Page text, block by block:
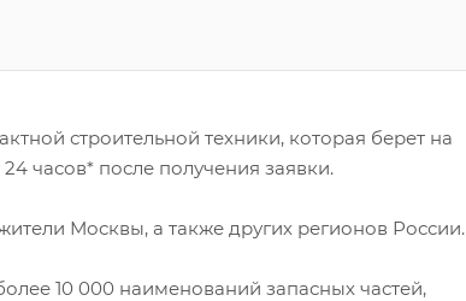
строительной техники, которая берет на
часов* после получения заявки.
Москвы, а также других регионов России.
10 000 наименований запасных частей,